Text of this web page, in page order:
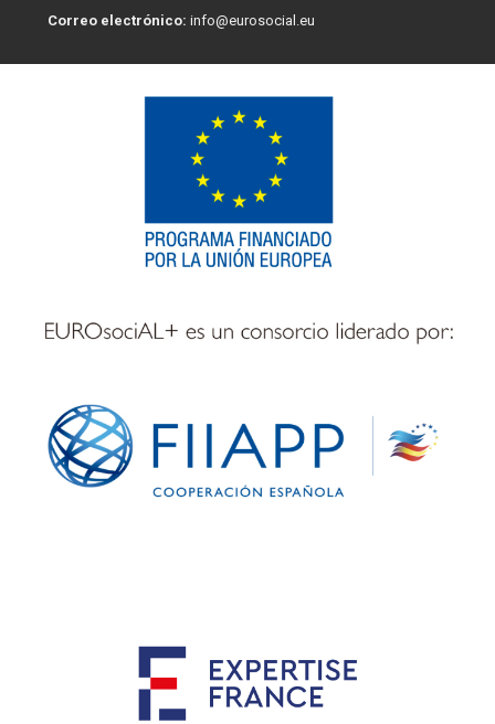
Correo electrónico: info@eurosocial.eu